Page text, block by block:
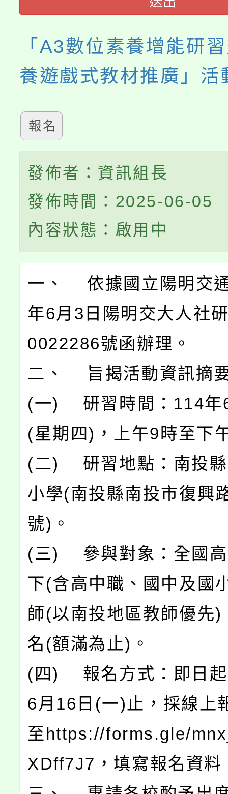
《TA101》溝通分析基
程，歡迎學生輔導中心
心理、諮商輔導、社會
「A3數位素養增能研
養遊戲式教材推廣」活
報名
發佈者：資訊組長
發佈時間：2025-06-05
內容狀態：啟用中
一、 依據國立陽明交
年6月3日陽明交大人社
0022286號函辦理。
二、 旨揭活動資訊摘
(一) 研習時間：114年
(星期四)，上午9時至下
(二) 研習地點：南投縣
小學(南投縣南投市復興
號)。
(三) 參與對象：全國高
下(含高中職、國中及國
師(以南投地區教師優先)
名(額滿為止)。
(四) 報名方式：即日
6月16日(一)止，採線上
至https://forms.gle/
XDff7J7，填寫報名資料